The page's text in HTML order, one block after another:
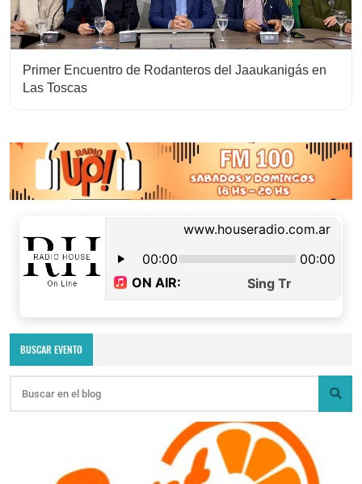
Primer Encuentro de Rodanteros del Jaaukanigás en
Las Toscas
BUSCAR EVENTO